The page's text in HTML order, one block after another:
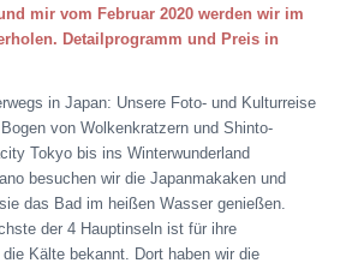
mir vom Februar 2020 werden wir im
Detailprogramm und Preis in
in Japan: Unsere Foto- und Kulturreise
von Wolkenkratzern und Shinto-
Tokyo bis ins Winterwunderland
besuchen wir die Japanmakaken und
das Bad im heißen Wasser genießen.
der 4 Hauptinseln ist für ihre
Kälte bekannt. Dort haben wir die